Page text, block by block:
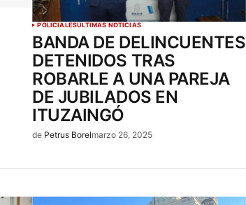
POLICIALESÚLTIMAS NOTICIAS
BANDA DE DELINCUENTES
DETENIDOS TRAS
ROBARLE A UNA PAREJA
DE JUBILADOS EN
ITUZAINGÓ
de Petrus Borelmarzo 26, 2025